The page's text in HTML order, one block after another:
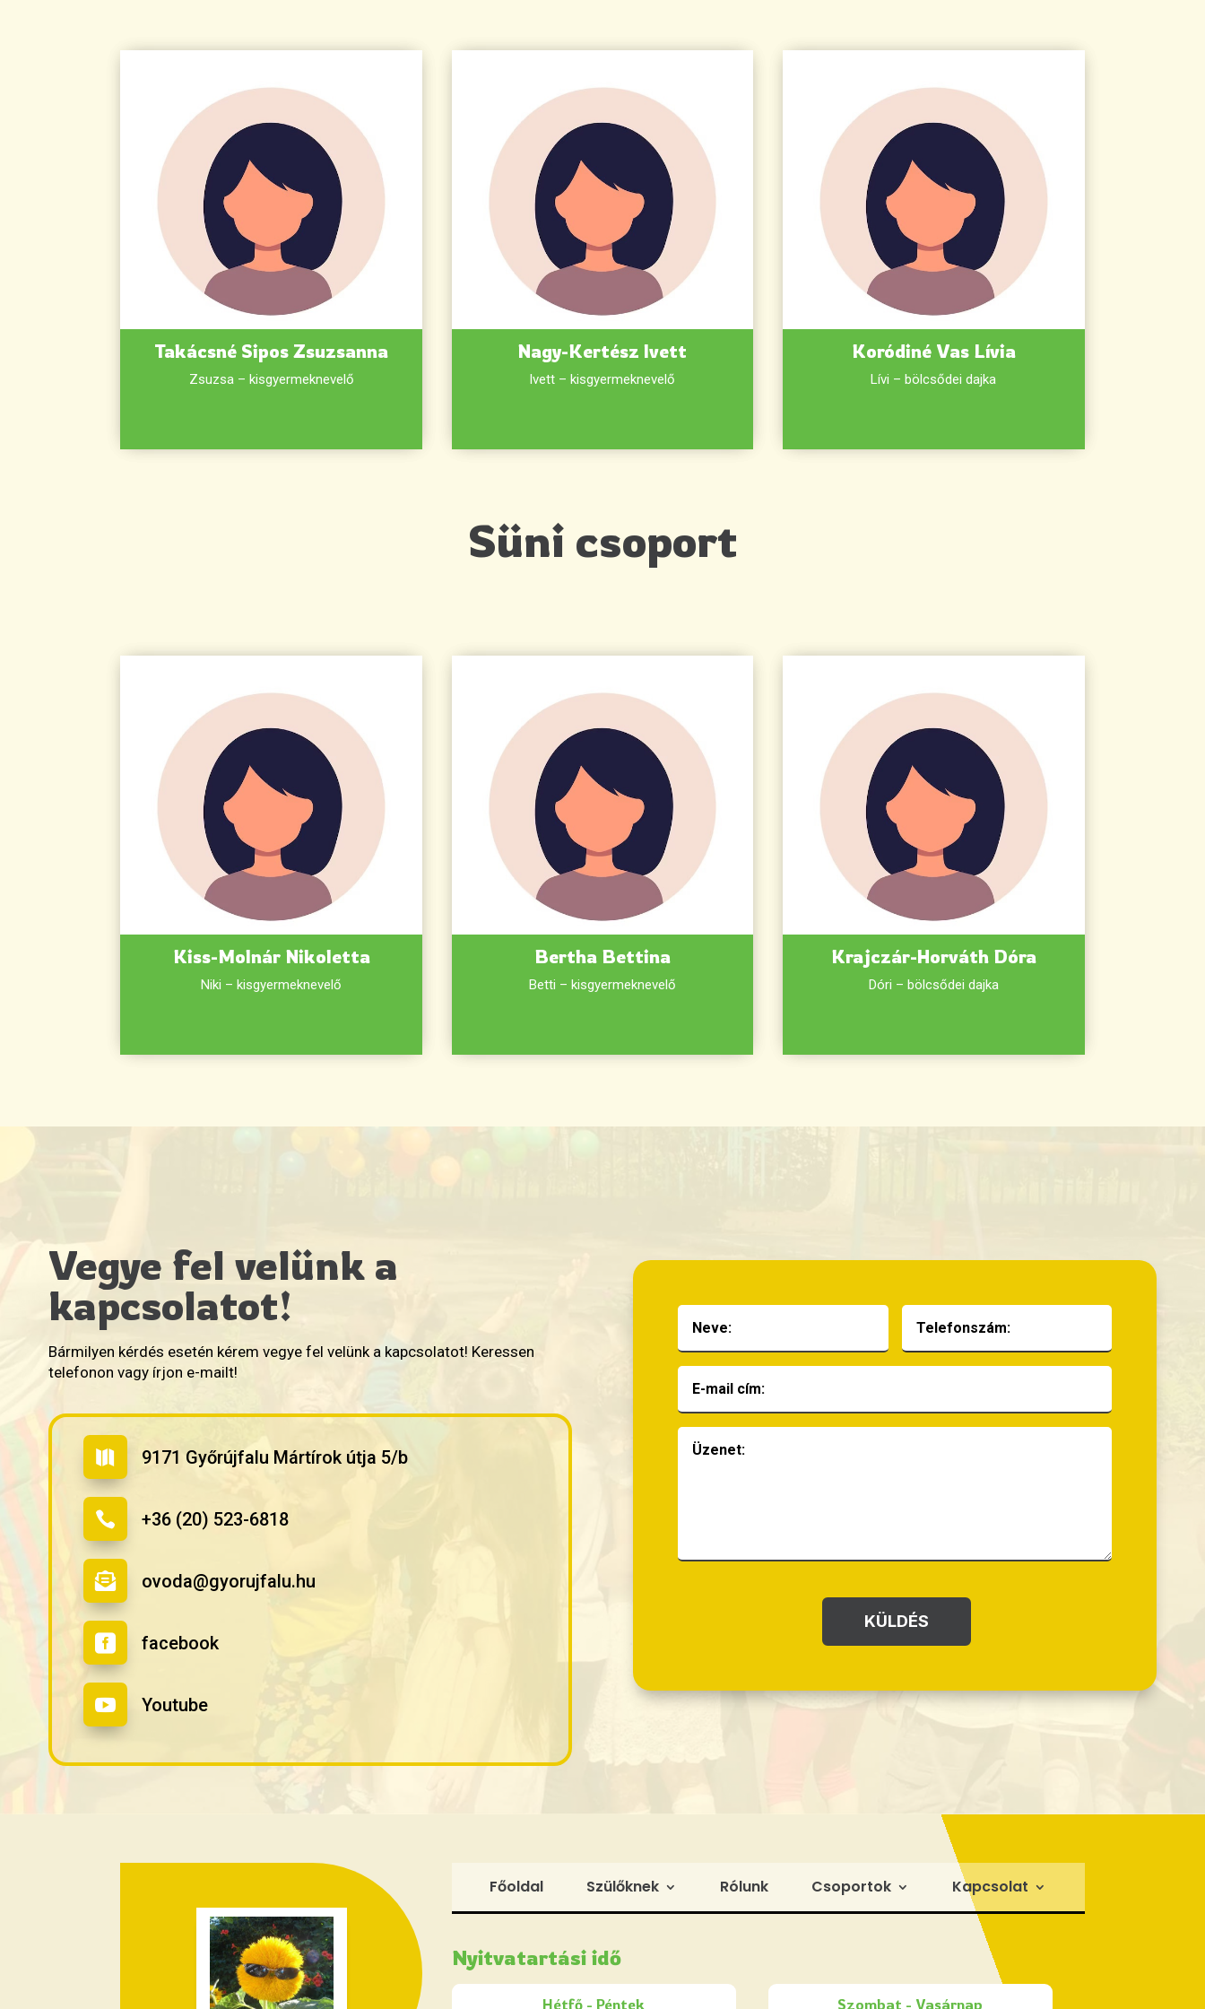
Takácsné Sipos Zsuzsanna
Zsuzsa – kisgyermeknevelő
Nagy-Kertész Ivett
Ivett – kisgyermeknevelő
Koródiné Vas Lívia
Lívi – bölcsődei dajka
Süni csoport
Kiss-Molnár Nikoletta
Niki – kisgyermeknevelő
Bertha Bettina
Betti – kisgyermeknevelő
Krajczár-Horváth Dóra
Dóri – bölcsődei dajka
Vegye fel velünk a
kapcsolatot!
Bármilyen kérdés esetén kérem vegye fel velünk a kapcsolatot! Keressen
telefonon vagy írjon e-mailt!
 9171 Győrújfalu Mártírok útja 5/b
 +36 (20) 523-6818
 ovoda@gyorujfalu.hu
 facebook
 Youtube
KÜLDÉS
Főoldal Szülőknek Rólunk Csoportok Kapcsolat
Nyitvatartási idő
Hétfő - Péntek Szombat - Vasárnap